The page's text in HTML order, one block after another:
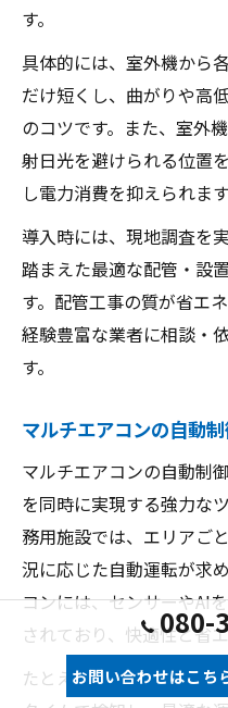
す。
具体的には、室外機から
だけ短くし、曲がりや高
のコツです。また、室外
射日光を避けられる位置
し電力消費を抑えられます
導入時には、現地調査を
踏まえた最適な配管・設
す。配管工事の質が省エ
経験豊富な業者に相談・
す。
マルチエアコンの自動
マルチエアコンの自動制
を同時に実現する強力な
務用施設では、エリアご
況に応じた自動運転が求
コンには、センサーやAI
されており、快適性と省
たとえば、人の出入りや
080-
お問い合わせはこち